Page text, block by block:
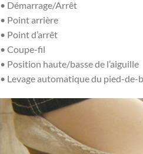
• Démarrage/Arrêt
• Point arrière
• Point d’arrêt
• Coupe-fil
• Position haute/basse de l’aiguille
• Levage automatique du pied-de-